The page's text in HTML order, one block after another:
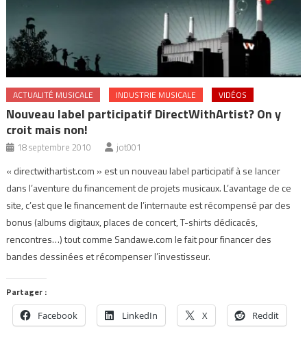
ACTUALITÉ MUSICALE INDUSTRIE MUSICALE VIDÉOS
Nouveau label participatif DirectWithArtist? On y
croit mais non!
18 septembre 2010 jot001
« directwithartist.com » est un nouveau label participatif à se lancer
dans l’aventure du financement de projets musicaux. L’avantage de ce
site, c’est que le financement de l’internaute est récompensé par des
bonus (albums digitaux, places de concert, T-shirts dédicacés,
rencontres…) tout comme Sandawe.com le fait pour financer des
bandes dessinées et récompenser l’investisseur.
Partager :
Facebook LinkedIn X Reddit